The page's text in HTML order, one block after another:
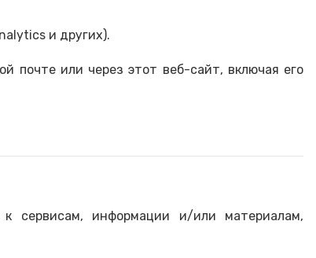
и других).
почте или через этот веб-сайт, включая его
к сервисам, информации и/или материалам,